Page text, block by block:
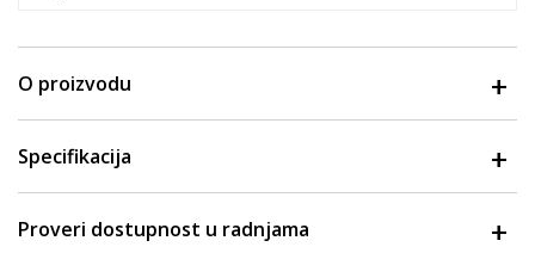
O proizvodu
Specifikacija
Proveri dostupnost u radnjama